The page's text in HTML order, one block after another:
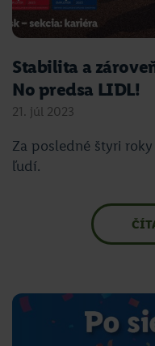
Stabilita a
No predsa LIDL!
21. júl 2023
Za posledné štyri
ľudí.